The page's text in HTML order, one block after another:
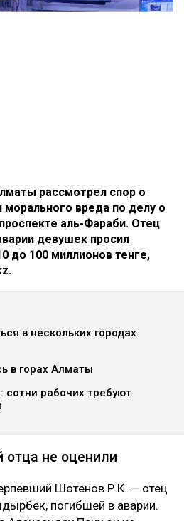
рассмотрел спор о
вреда по делу о
аль-Фараби. Отец
девушек просил
до 100 миллионов тенге,
в нескольких городах
в горах Алматы
сотни рабочих требуют
отца не оценили
Шотенов Р.К. — отец
погибшей в аварии.